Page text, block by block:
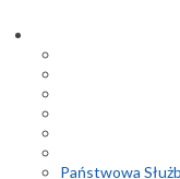
Państwowa